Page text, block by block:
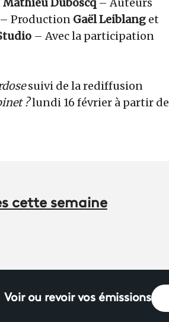
Mathieu Duboscq – Auteurs
– Production Gaël Leiblang et
– Avec la participation
suivi de la rediffusion
?lundi 16 février à partir de
cette semaine
Voir ou revoir vos émissions